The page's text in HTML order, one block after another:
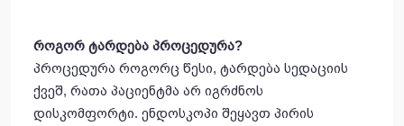
როგორ ტარდება პროცედურა?
პროცედურა როგორც წესი, ტარდება სედაციის
ქვეშ, რათა პაციენტმა არ იგრძნოს
დისკომფორტი. ენდოსკოპი შეყავთ პირის